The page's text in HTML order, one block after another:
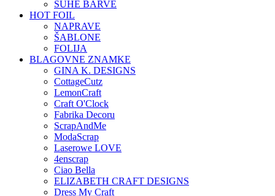
SUHE BARVE
HOT FOIL
NAPRAVE
ŠABLONE
FOLIJA
BLAGOVNE ZNAMKE
GINA K. DESIGNS
CottageCutz
LemonCraft
Craft O'Clock
Fabrika Decoru
ScrapAndMe
ModaScrap
Laserowe LOVE
4enscrap
Ciao Bella
ELIZABETH CRAFT DESIGNS
Dress My Craft